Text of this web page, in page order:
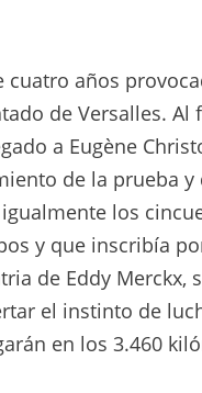
cuatro años
de Versalles. Al
a Eugène
de la prueba y
los
y que inscribía
de Eddy Merckx,
el instinto de
en los 3.460